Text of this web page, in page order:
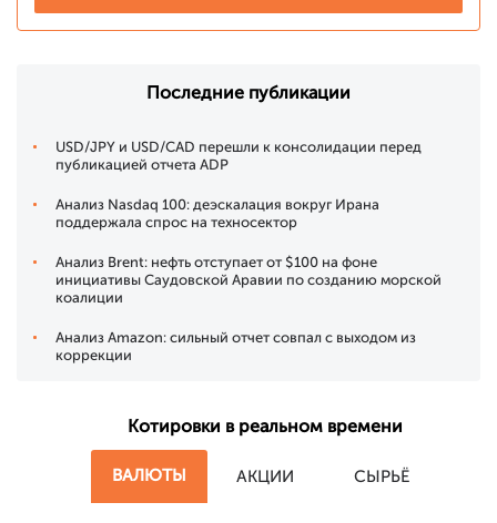
Последние публикации
USD/JPY и USD/CAD перешли к консолидации перед
публикацией отчета ADP
Анализ Nasdaq 100: деэскалация вокруг Ирана
поддержала спрос на техносектор
Анализ Brent: нефть отступает от $100 на фоне
инициативы Саудовской Аравии по созданию морской
коалиции
Анализ Amazon: сильный отчет совпал с выходом из
коррекции
Котировки в реальном времени
ВАЛЮТЫ АКЦИИ СЫРЬЁ